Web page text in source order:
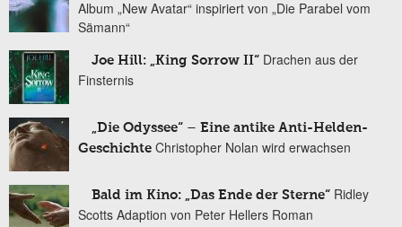
Album „New Avatar“ inspiriert von „Die Parabel vom
Sämann“
Joe Hill: „King Sorrow II“ Drachen aus der
Finsternis
„Die Odyssee“ – Eine antike Anti-Helden-
Geschichte Christopher Nolan wird erwachsen
Bald im Kino: „Das Ende der Sterne“ Ridley
Scotts Adaption von Peter Hellers Roman